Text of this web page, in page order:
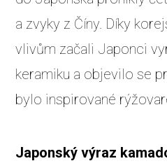
a zvyky z Číny. Díky
vlivům začali Japonci
keramiku a objevilo se
bylo inspirované
Japonský výraz